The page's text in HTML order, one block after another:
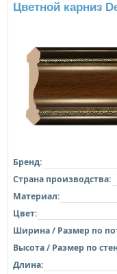
Цветной карниз
Бренд:
Страна производства:
Материал:
Цвет:
Ширина / Размер по
Высота / Размер по
Длина: